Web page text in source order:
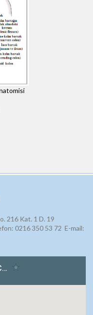
216 Kat. 1 D. 19
0216 350 53 72 E-mail: